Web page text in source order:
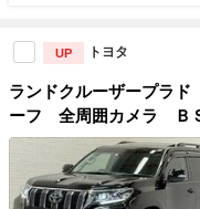
UP トヨタ
ランドクルーザープ
ーフ 全周囲カメラ Ｂ
リアランスソナー レー
ル オートハイビーム
Ｃ 純正１９インチＡＷ